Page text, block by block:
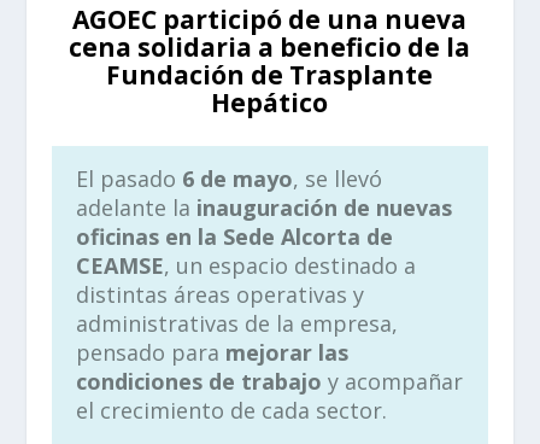
AGOEC participó de una nueva
cena solidaria a beneficio de la
Fundación de Trasplante
Hepático
El pasado 6 de mayo, se llevó
adelante la inauguración de nuevas
oficinas en la Sede Alcorta de
CEAMSE, un espacio destinado a
distintas áreas operativas y
administrativas de la empresa,
pensado para mejorar las
condiciones de trabajo y acompañar
el crecimiento de cada sector.